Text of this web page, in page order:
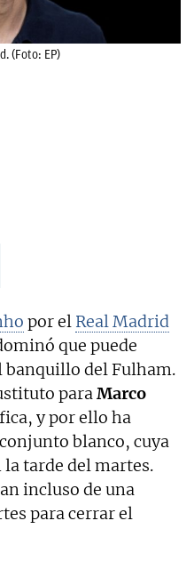
(Foto: EP)
por el Real Madrid
que puede
banquillo del Fulham.
paraMarco
y por ello ha
blanco, cuya
tarde del martes.
incluso de una
para cerrar el